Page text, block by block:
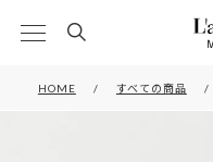
HOME すべての商品